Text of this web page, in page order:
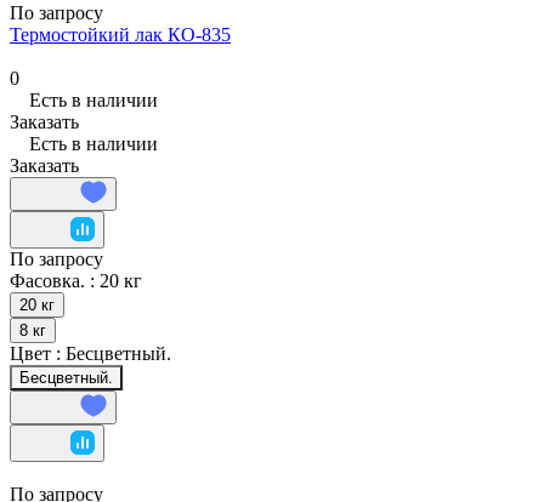
По запросу
Термостойкий лак КО-835
0
Есть в наличии
Заказать
Есть в наличии
Заказать
По запросу
Фасовка. : 20 кг
20 кг
8 кг
Цвет : Бесцветный.
Бесцветный.
По запросу